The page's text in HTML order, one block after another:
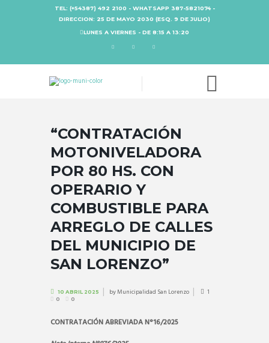
TEL: (+54387) 492 2100 - WHATSAPP 387-5821074 -
DIRECCION: 25 DE MAYO 2030 (ESQ. 9 DE JULIO)
LUNES A VIERNES - DE 8:15 A 13:20
“CONTRATACIÓN
MOTONIVELADORA
POR 80 HS. CON
OPERARIO Y
COMBUSTIBLE PARA
ARREGLO DE CALLES
DEL MUNICIPIO DE
SAN LORENZO”
10 ABRIL 2025 byMunicipalidad San Lorenzo 1
0 0
CONTRATACIÓN ABREVIADA N°16/2025